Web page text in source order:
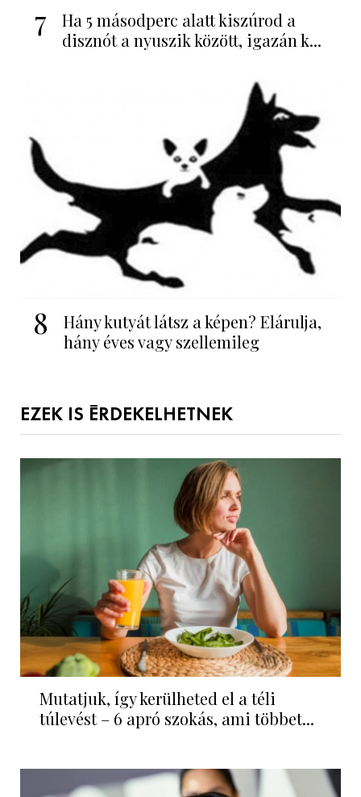
7
Ha 5 másodperc alatt kiszúrod a
disznót a nyuszik között, igazán k...
8
Hány kutyát látsz a képen? Elárulja,
hány éves vagy szellemileg
EZEK IS ÉRDEKELHETNEK
Mutatjuk, így kerülheted el a téli
túlevést – 6 apró szokás, ami többet...